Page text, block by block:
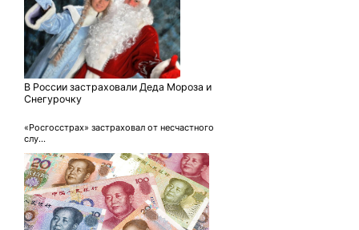
В России застраховали Деда Мороза и
Снегурочку
«Росгосстрах» застраховал от несчастного
слу...